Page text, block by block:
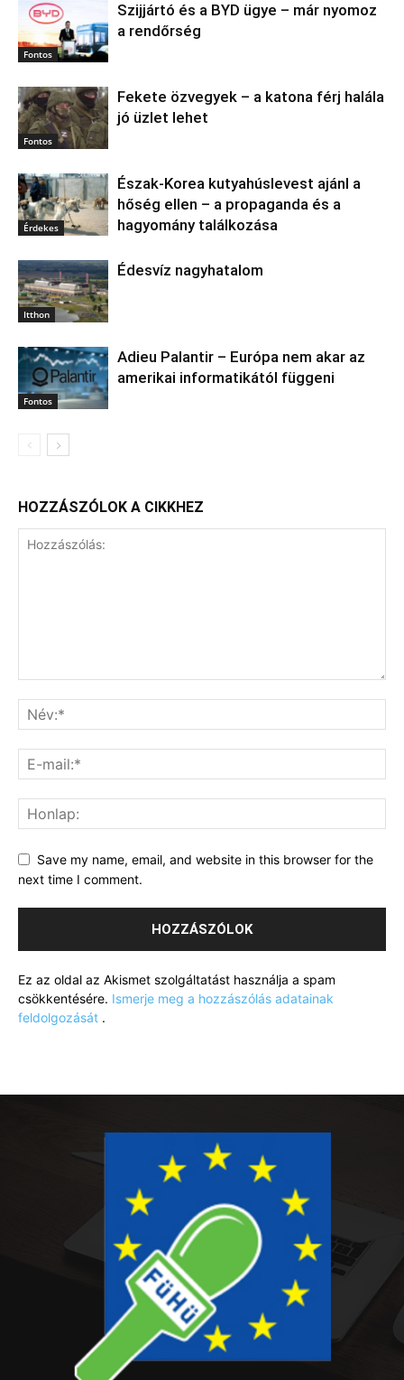
Fontos
Szijjártó és a BYD ügye – már nyomoz
a rendőrség
Fontos
Fekete özvegyek – a katona férj halála
jó üzlet lehet
Érdekes
Észak‑Korea kutyahúslevest ajánl a
hőség ellen – a propaganda és a
hagyomány találkozása
Itthon
Édesvíz nagyhatalom
Fontos
Adieu Palantir – Európa nem akar az
amerikai informatikától függeni
HOZZÁSZÓLOK A CIKKHEZ
Save my name, email, and website in this browser for the
next time I comment.
Ez az oldal az Akismet szolgáltatást használja a spam
csökkentésére. Ismerje meg a hozzászólás adatainak
feldolgozását .